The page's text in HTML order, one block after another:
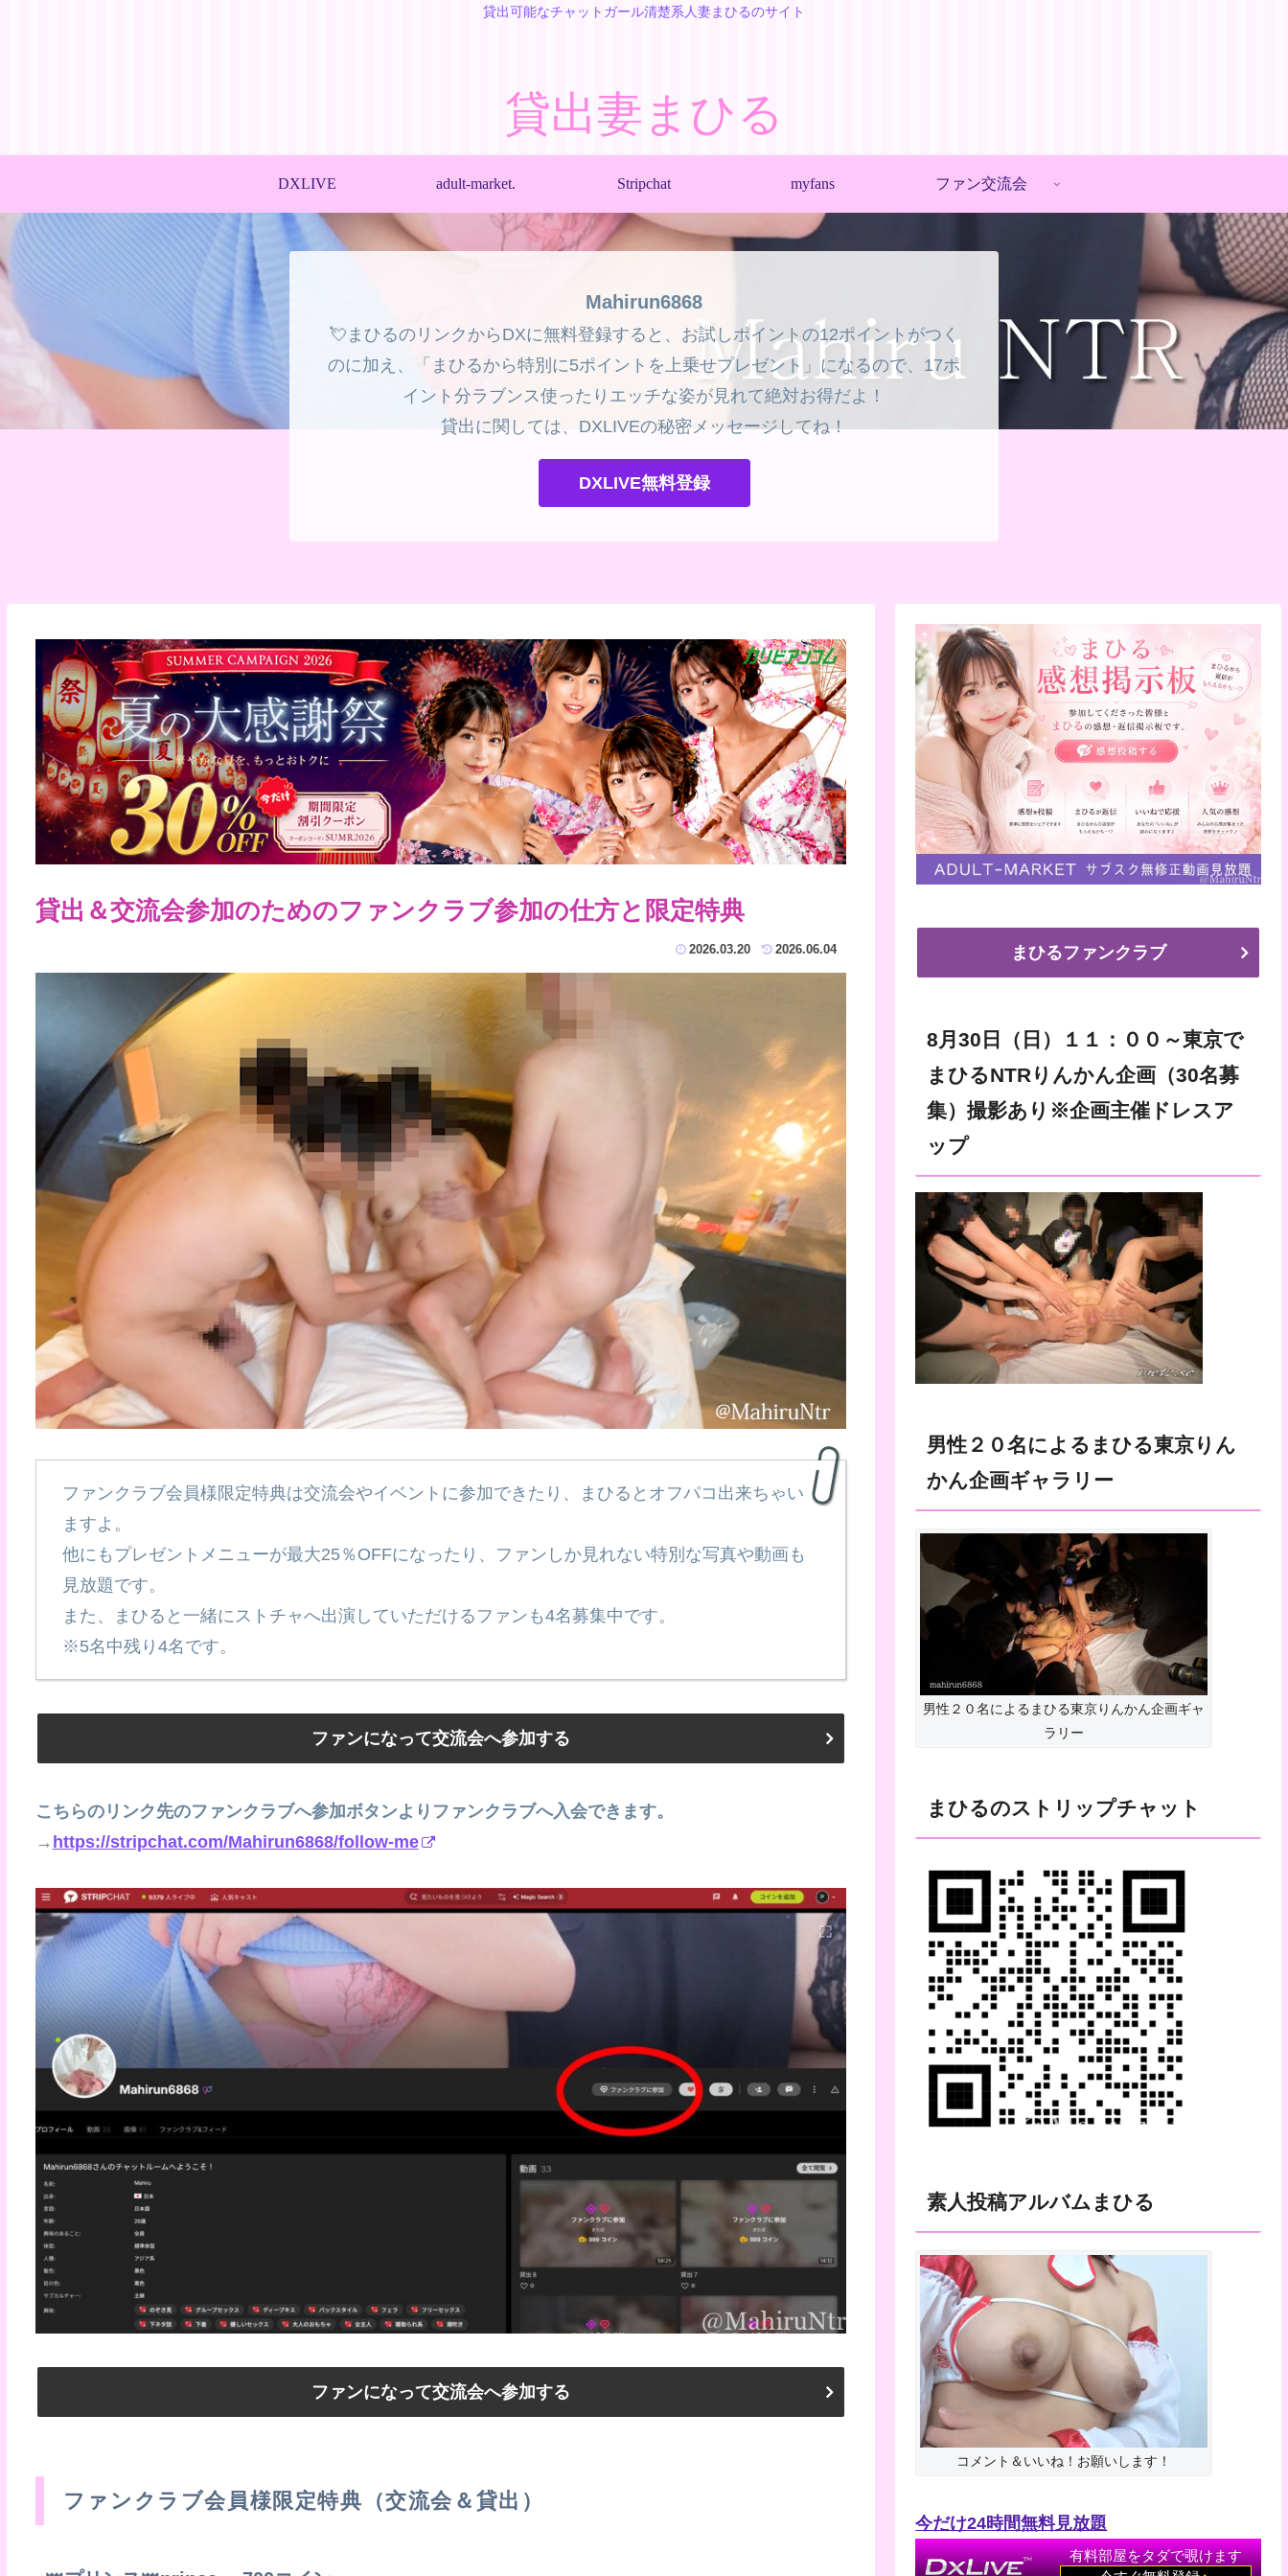
貸出可能なチャットガール清楚系人妻まひるのサイト
貸出妻まひる
DXLIVE adult-market. Stripchat myfans ファン交流会
Mahirun6868
💘まひるのリンクからDXに無料登録すると、お試しポイントの12ポイントがつく
のに加え、「まひるから特別に5ポイントを上乗せプレゼント」になるので、17ポ
イント分ラブンス使ったりエッチな姿が見れて絶対お得だよ！
貸出に関しては、DXLIVEの秘密メッセージしてね！
DXLIVE無料登録
貸出＆交流会参加のためのファンクラブ参加の仕方と限定特典
2026.03.20 2026.06.04
ファンクラブ会員様限定特典は交流会やイベントに参加できたり、まひるとオフパコ出来ちゃい
ますよ。
他にもプレゼントメニューが最大25％OFFになったり、ファンしか見れない特別な写真や動画も
見放題です。
また、まひると一緒にストチャへ出演していただけるファンも4名募集中です。
※5名中残り4名です。
ファンになって交流会へ参加する
こちらのリンク先のファンクラブへ参加ボタンよりファンクラブへ入会できます。
→ https://stripchat.com/Mahirun6868/follow-me
ファンになって交流会へ参加する
ファンクラブ会員様限定特典（交流会＆貸出）
まひるファンクラブ
8月30日（日）１１：００～東京で
まひるNTRりんかん企画（30名募
集）撮影あり※企画主催ドレスア
ップ
男性２０名によるまひる東京りん
かん企画ギャラリー
男性２０名によるまひる東京りんかん企画ギャ
ラリー
まひるのストリップチャット
素人投稿アルバムまひる
コメント＆いいね！お願いします！
今だけ24時間無料見放題